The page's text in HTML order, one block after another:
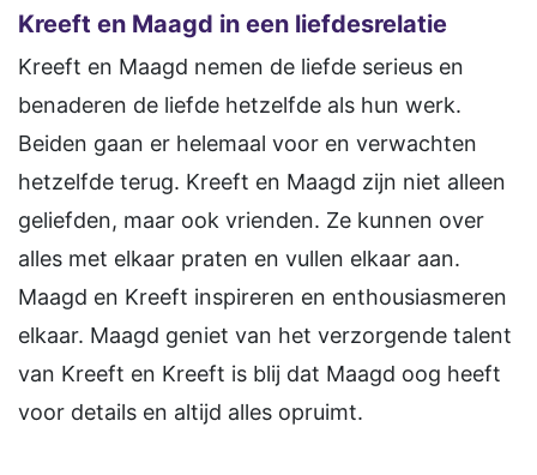
Kreeft en Maagd in een liefdesrelatie
Kreeft en Maagd nemen de liefde serieus en
benaderen de liefde hetzelfde als hun werk.
Beiden gaan er helemaal voor en verwachten
hetzelfde terug. Kreeft en Maagd zijn niet alleen
geliefden, maar ook vrienden. Ze kunnen over
alles met elkaar praten en vullen elkaar aan.
Maagd en Kreeft inspireren en enthousiasmeren
elkaar. Maagd geniet van het verzorgende talent
van Kreeft en Kreeft is blij dat Maagd oog heeft
voor details en altijd alles opruimt.